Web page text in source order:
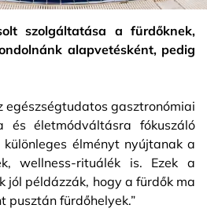
szolgáltatása a fürdőknek,
alapvetésként, pedig
egészségtudatos gasztronómiai
és életmódváltásra fókuszáló
élményt nyújtanak a
wellness-rituálék is. Ezek a
jól példázzák, hogy a fürdők ma
pusztán fürdőhelyek.”